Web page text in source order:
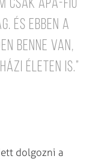
csak apa-fiú
És ebben a
benne van,
életen is.”
dolgozni a